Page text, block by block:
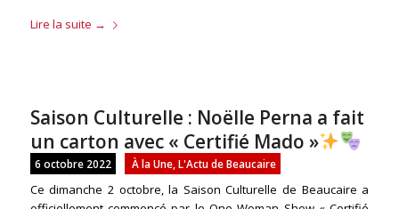
Lire la suite →
Saison Culturelle : Noëlle Perna a fait
un carton avec « Certifié Mado »
6 octobre 2022 À la Une, L'Actu de Beaucaire
Ce dimanche 2 octobre, la Saison Culturelle de Beaucaire a